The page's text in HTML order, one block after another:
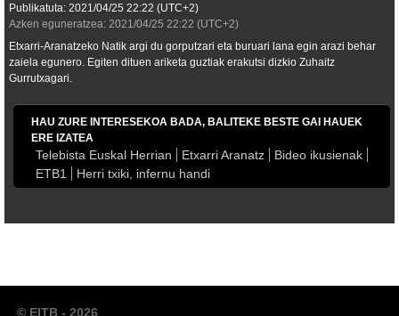
Publikatuta: 2021/04/25 22:22 (UTC+2)
Azken eguneratzea: 2021/04/25 22:22 (UTC+2)
Etxarri-Aranatzeko Natik argi du gorputzari eta buruari lana egin arazi behar
zaiela egunero. Egiten dituen ariketa guztiak erakutsi dizkio Zuhaitz
Gurrutxagari.
HAU ZURE INTERESEKOA BADA, BALITEKE BESTE GAI HAUEK
ERE IZATEA
Telebista Euskal Herrian Etxarri Aranatz
Bideo ikusienak
ETB1
Herri txiki, infernu handi
© EITB - 2026